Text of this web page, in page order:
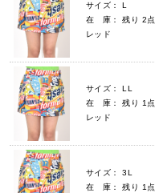
サイズ： L
在 庫： 残り 2点
レッド
サイズ： LL
在 庫： 残り 1点
レッド
サイズ： 3L
在 庫： 残り 1点